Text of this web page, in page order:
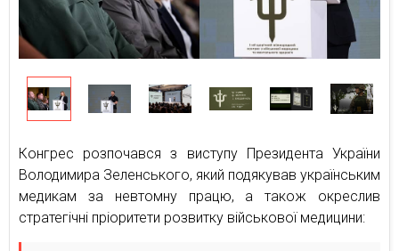
Конгрес розпочався з виступу Президента України
Володимира Зеленського, який подякував українським
медикам за невтомну працю, а також окреслив
стратегічні пріоритети розвитку військової медицини: